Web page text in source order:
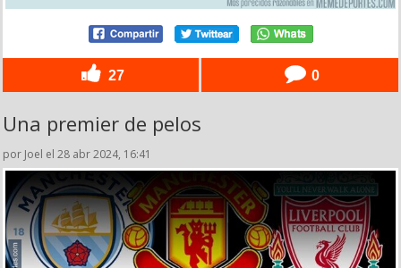
27 0
Una premier de pelos
por Joel el 28 abr 2024, 16:41